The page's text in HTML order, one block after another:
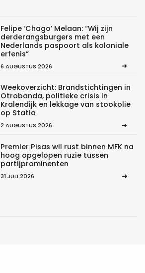
Felipe ‘Chago’ Melaan: “Wij zijn
derderangsburgers met een
Nederlands paspoort als koloniale
erfenis”
6 AUGUSTUS 2026
Weekoverzicht: Brandstichtingen in
Otrobanda, politieke crisis in
Kralendijk en lekkage van stookolie
op Statia
2 AUGUSTUS 2026
Premier Pisas wil rust binnen MFK na
hoog opgelopen ruzie tussen
partijprominenten
31 JULI 2026